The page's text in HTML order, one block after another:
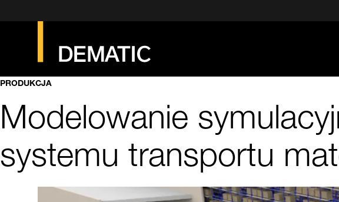
PRODUKCJA
Modelowanie
systemu transportu